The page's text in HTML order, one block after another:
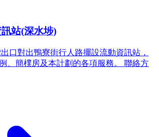
站(深水埗)
口對出鴨寮街行人路擺設流動資訊站，
、簡樸房及本計劃的各項服務。 聯絡方